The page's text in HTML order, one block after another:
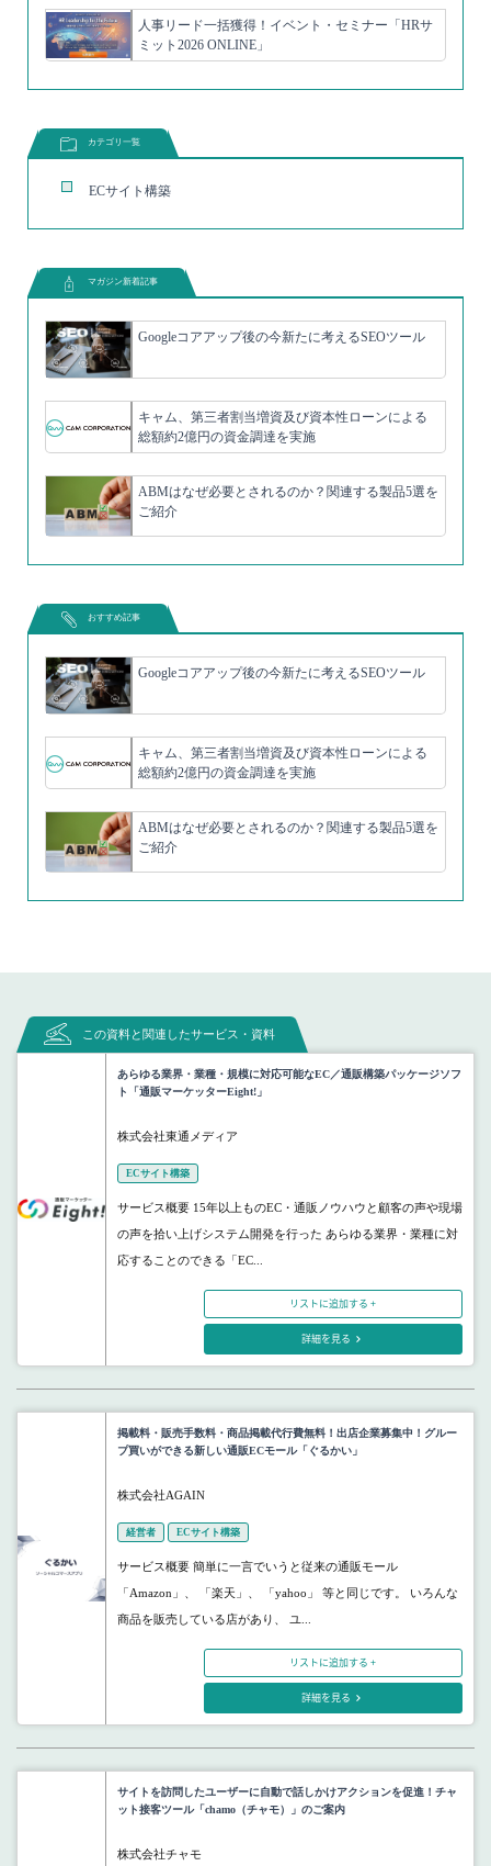
人事リード一括獲得！イベント・セミナー「HRサ
ミット2026 ONLINE」
カテゴリ一覧
ECサイト構築
マガジン新着記事
Googleコアアップ後の今新たに考えるSEOツール
キャム、第三者割当増資及び資本性ローンによる
総額約2億円の資金調達を実施
ABMはなぜ必要とされるのか？関連する製品5選を
ご紹介
おすすめ記事
Googleコアアップ後の今新たに考えるSEOツール
キャム、第三者割当増資及び資本性ローンによる
総額約2億円の資金調達を実施
ABMはなぜ必要とされるのか？関連する製品5選を
ご紹介
この資料と関連したサービス・資料
あらゆる業界・業種・規模に対応可能なEC／通販構築パッケージソフ
ト「通販マーケッターEight!」
株式会社東通メディア
ECサイト構築
サービス概要 15年以上ものEC・通販ノウハウと顧客の声や現場
の声を拾い上げシステム開発を行った あらゆる業界・業種に対
応することのできる「EC...
リストに追加する +
詳細を見る
掲載料・販売手数料・商品掲載代行費無料！出店企業募集中！グルー
プ買いができる新しい通販ECモール「ぐるかい」
株式会社AGAIN
経営者 ECサイト構築
サービス概要 簡単に一言でいうと従来の通販モール
「Amazon」、 「楽天」、 「yahoo」 等と同じです。 いろんな
商品を販売している店があり、 ユ...
リストに追加する +
詳細を見る
サイトを訪問したユーザーに自動で話しかけアクションを促進！チャ
ット接客ツール「chamo（チャモ）」のご案内
株式会社チャモ